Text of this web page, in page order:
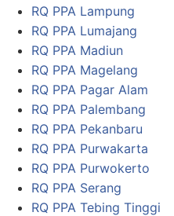
RQ PPA Lampung
RQ PPA Lumajang
RQ PPA Madiun
RQ PPA Magelang
RQ PPA Pagar Alam
RQ PPA Palembang
RQ PPA Pekanbaru
RQ PPA Purwakarta
RQ PPA Purwokerto
RQ PPA Serang
RQ PPA Tebing Tinggi